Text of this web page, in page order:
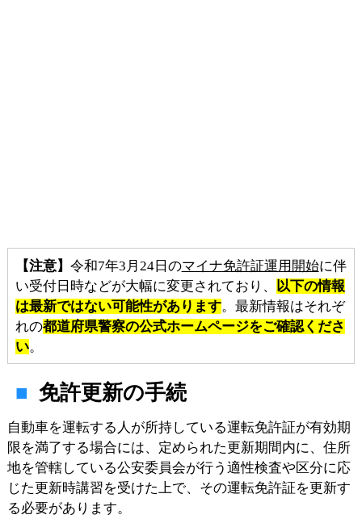
【注意】 令和7年3月24日のマイナ免許証運用開始に伴
い受付日時などが大幅に変更されており、
以下の情報
は最新ではない可能性があります。最新情報はそれぞ
れの都道府県警察の公式ホームページをご確認くださ
い。
免許更新の手続
自動車を運転する人が所持している運転免許証が有効期
限を満了する場合には、定められた更新期間内に、住所
地を管轄している公安委員会が行う適性検査や区分に応
じた更新時講習を受けた上で、その運転免許証を更新す
る必要があります。